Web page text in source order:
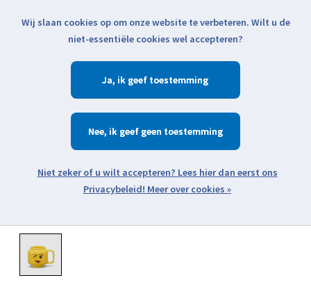
Klik voor actuele verzendinformatie...
Verlanglijst
Zoeken
Open webshop menu
Wij slaan cookies op om onze website te verbeteren. Wilt u de
niet-essentiële cookies wel accepteren?
Ja
Nee
Meer over cookies »